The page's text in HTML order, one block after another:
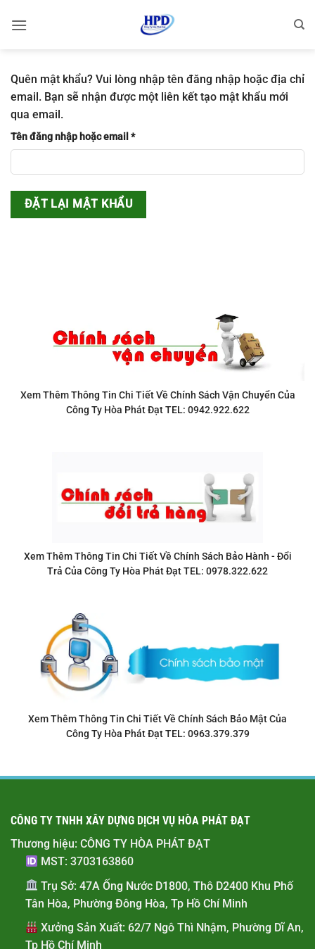
qua
Quên mật khẩu? Vui lòng nhập tên đăng nhập hoặc địa chỉ
email. Bạn sẽ nhận được một liên kết tạo mật khẩu mới
qua email.
Tên đăng nhập hoặc email *Bắt
buộc
ĐẶT LẠI MẬT KHẨU
Xem Thêm Thông Tin Chi Tiết Về Chính Sách Vận Chuyển Của
Công Ty Hòa Phát ĐạtTEL: 0942.922.622
Xem Thêm Thông Tin Chi Tiết Về Chính Sách Bảo Hành - Đổi
Trả Của Công Ty Hòa Phát ĐạtTEL: 0978.322.622
Xem Thêm Thông Tin Chi Tiết Về Chính Sách Bảo Mật Của
Công Ty Hòa Phát ĐạtTEL: 0963.379.379
CÔNG TY TNHH XÂY DỰNG DỊCH VỤ HÒA PHÁT ĐẠT
Thương hiệu: CÔNG TY HÒA PHÁT ĐẠT
MST: 3703163860
Trụ Sở: 47A Ống Nước D1800, Thô D2400 Khu Phố
Tân Hòa, Phường Đông Hòa, Tp Hồ Chí Minh
Xưởng Sản Xuất: 62/7 Ngô Thì Nhậm, Phường Dĩ An,
Tp Hồ Chí Minh